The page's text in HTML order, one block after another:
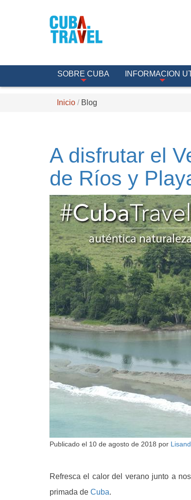
SOBRE CUBA INFORMACION
Inicio Blog
A disfrutar el
de Ríos y
Publicado el 10 de agosto de 2018 por
Refresca el calor del verano junto a
primada de Cuba.